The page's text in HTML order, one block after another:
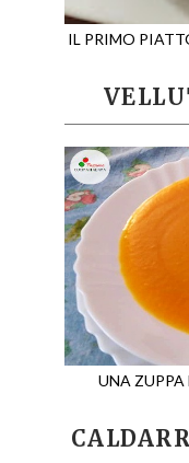
IL PRIMO
UNA ZUPPA